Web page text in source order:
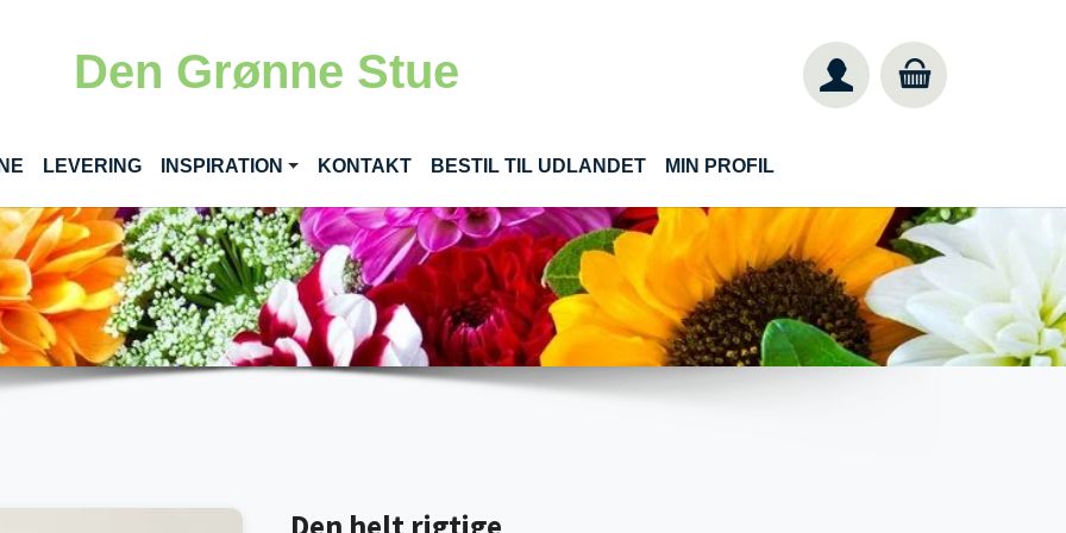
Den Grønne Stue
(CURRENT)
LEVERING INSPIRATION KONTAKT BESTIL TIL UDLANDET MIN PROFIL